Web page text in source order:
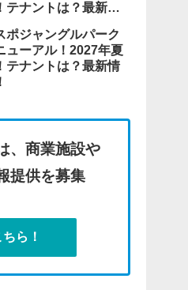
テナントは？最新情
ポジャングルパーク
ューアル！2027年夏
テナントは？最新情
、商業施設や
提供を募集
ら！